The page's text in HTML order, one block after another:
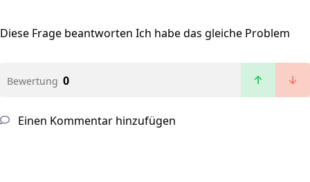
Diese Frage beantworten Ich habe das gleiche Problem
Bewertung 0
Einen Kommentar hinzufügen